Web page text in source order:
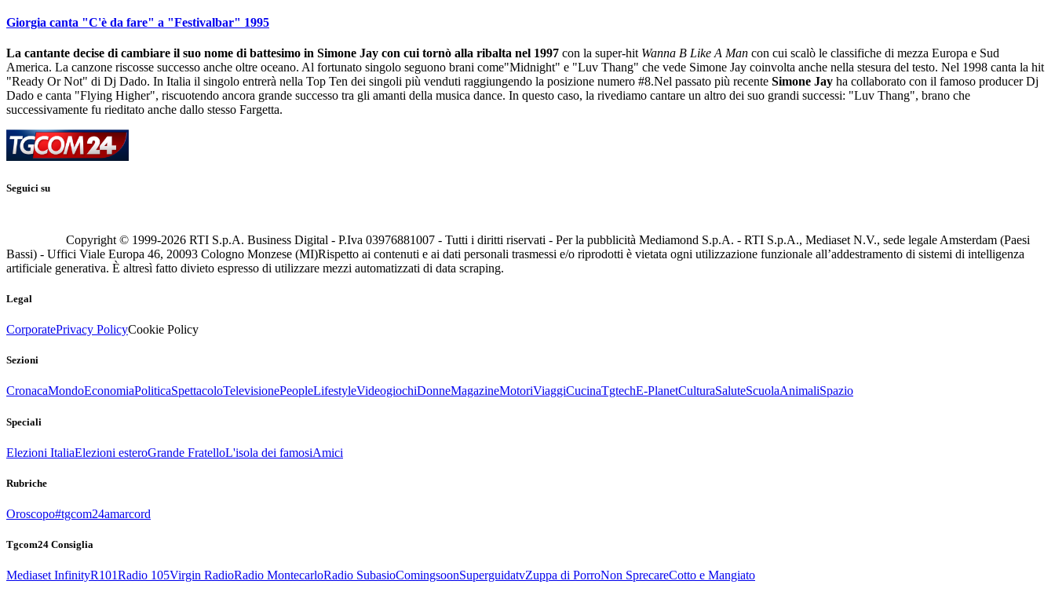
Giorgia canta "C'è da fare" a "Festivalbar" 1995
La cantante decise di cambiare il suo nome di battesimo in Simone Jay con cui tornò alla ribalta nel 1997 con la super-hit Wanna B Like A Man con cui scalò le classifiche di mezza Europa e Sud
America. La canzone riscosse successo anche oltre oceano. Al fortunato singolo seguono brani come"Midnight" e "Luv Thang" che vede Simone Jay coinvolta anche nella stesura del testo. Nel 1998 canta la hit
"Ready Or Not" di Dj Dado. In Italia il singolo entrerà nella Top Ten dei singoli più venduti raggiungendo la posizione numero #8.Nel passato più recente Simone Jay ha collaborato con il famoso producer Dj
Dado e canta "Flying Higher", riscuotendo ancora grande successo tra gli amanti della musica dance. In questo caso, la rivediamo cantare un altro dei suo grandi successi: "Luv Thang", brano che
successivamente fu rieditato anche dallo stesso Fargetta.
Seguici su
Copyright © 1999-2026 RTI S.p.A. Business Digital - P.Iva 03976881007 - Tutti i diritti riservati - Per la pubblicità Mediamond S.p.A. - RTI S.p.A., Mediaset N.V., sede legale Amsterdam (Paesi
Bassi) - Uffici Viale Europa 46, 20093 Cologno Monzese (MI)Rispetto ai contenuti e ai dati personali trasmessi e/o riprodotti è vietata ogni utilizzazione funzionale all’addestramento di sistemi di intelligenza
artificiale generativa. È altresì fatto divieto espresso di utilizzare mezzi automatizzati di data scraping.
Legal
CorporatePrivacy PolicyCookie Policy
Sezioni
CronacaMondoEconomiaPoliticaSpettacoloTelevisionePeopleLifestyleVideogiochiDonneMagazineMotoriViaggiCucinaTgtechE-PlanetCulturaSaluteScuolaAnimaliSpazio
Speciali
Elezioni ItaliaElezioni esteroGrande FratelloL'isola dei famosiAmici
Rubriche
Oroscopo#tgcom24amarcord
Tgcom24 Consiglia
Mediaset InfinityR101Radio 105Virgin RadioRadio MontecarloRadio SubasioComingsoonSuperguidatvZuppa di PorroNon SprecareCotto e Mangiato